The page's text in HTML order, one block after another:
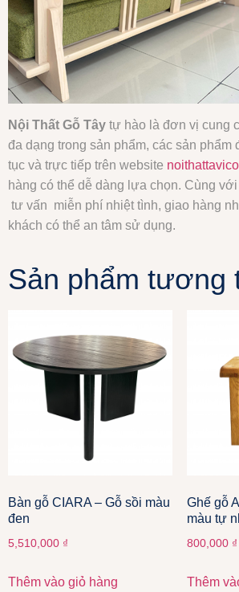
Nội Thất Gỗ Tây tự hào là đơn vị cung
đa dạng trong sản phẩm, các sản phẩm
tục và trực tiếp trên website
hàng có thể dễ dàng lựa chọn. Cùng
tư vấn miễn phí nhiệt tình, giao hàng
khách có thể an tâm sử dụng.
Sản phẩm tương
Bàn gỗ CIARA – Gỗ sồi màu
đen
5,510,000 ₫
Thêm vào giỏ hàng
Ghế gỗ
màu tự
800,000 ₫
Thêm